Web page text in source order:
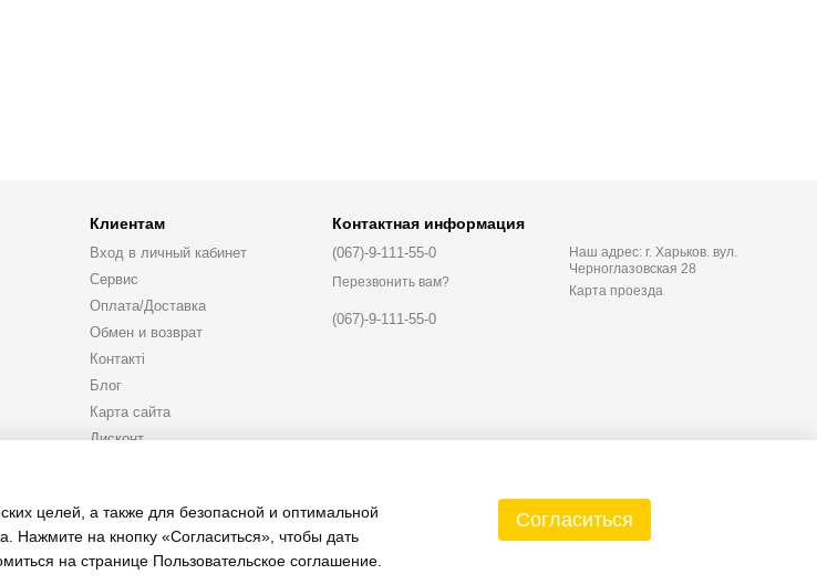
Клиентам
Вход в личный кабинет
Сервис
Оплата/Доставка
Обмен и возврат
Контакті
Блог
Карта сайта
Дисконт
Контактная информация
(067)-9-111-55-0
Перезвонить вам?
(067)-9-111-55-0
Наш адрес: г. Харьков. вул.
Черноглазовская 28
Карта проезда
целей, а также для безопасной и оптимальной
Нажмите на кнопку «Согласиться», чтобы дать
на странице Пользовательское соглашение
Согласиться